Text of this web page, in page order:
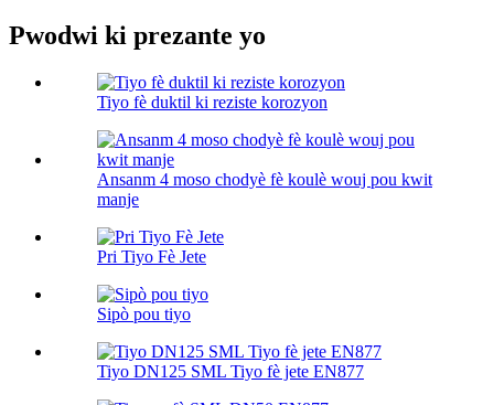
Pwodwi ki prezante yo
Tiyo fè duktil ki reziste korozyon
Ansanm 4 moso chodyè fè koulè wouj pou kwit
manje
Pri Tiyo Fè Jete
Sipò pou tiyo
Tiyo DN125 SML Tiyo fè jete EN877